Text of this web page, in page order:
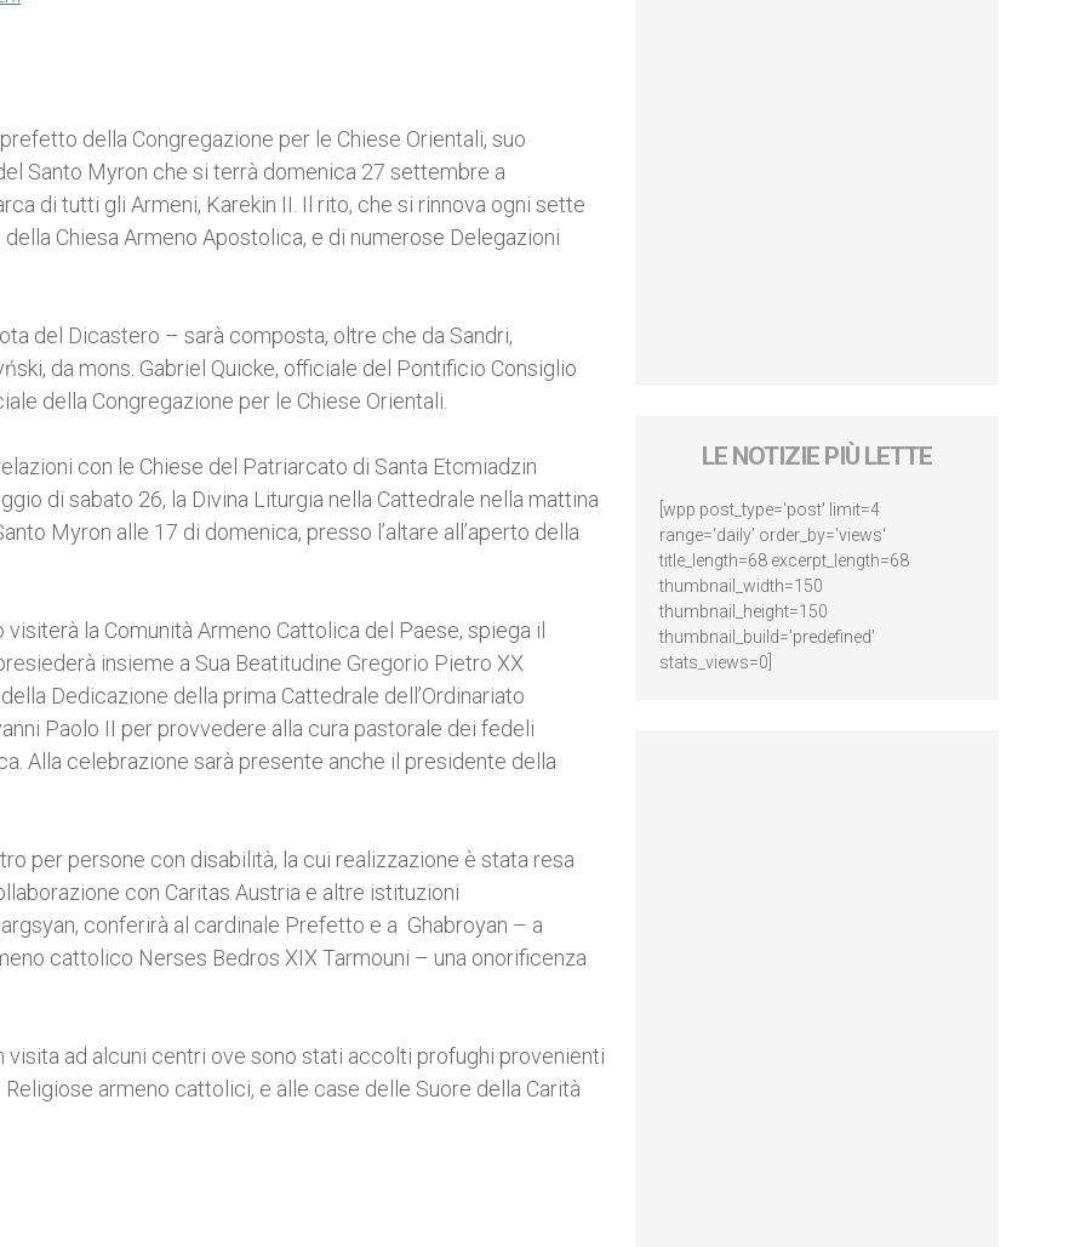
della Congregazione per le Chiese Orientali, suo
Santo Myron che si terrà domenica 27 settembre a
di tutti gli Armeni, Karekin II. Il rito, che si rinnova ogni sette
Chiesa Armeno Apostolica, e di numerose Delegazioni
del Dicastero – sarà composta, oltre che da Sandri,
da mons. Gabriel Quicke, officiale del Pontificio Consiglio
della Congregazione per le Chiese Orientali.
con le Chiese del Patriarcato di Santa Etcmiadzin
di sabato 26, la Divina Liturgia nella Cattedrale nella mattina
Myron alle 17 di domenica, presso l’altare all’aperto della
la Comunità Armeno Cattolica del Paese, spiega il
insieme a Sua Beatitudine Gregorio Pietro XX
Dedicazione della prima Cattedrale dell’Ordinariato
Paolo II per provvedere alla cura pastorale dei fedeli
Alla celebrazione sarà presente anche il presidente della
per persone con disabilità, la cui realizzazione è stata resa
con Caritas Austria e altre istituzioni
conferirà al cardinale Prefetto e a Ghabroyan – a
cattolico Nerses Bedros XIX Tarmouni – una onorificenza
visita ad alcuni centri ove sono stati accolti profughi provenienti
armeno cattolici, e alle case delle Suore della Carità
LE NOTIZIE PIÙ LETTE
[wpp post_type='post' limit=4
range='daily' order_by='views'
title_length=68 excerpt_length=68
thumbnail_width=150
thumbnail_height=150
thumbnail_build='predefined'
stats_views=0]